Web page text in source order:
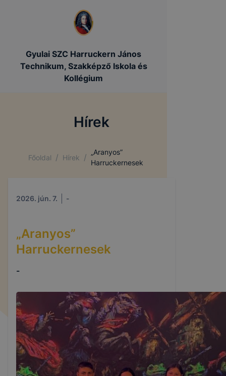
Gyulai SZC Harruckern János
Technikum, Szakképző Iskola és
Kollégium
Hírek
Főoldal / Hírek /
„Aranyos”
Harruckernesek
2026. jún. 7. -
„Aranyos”
Harruckernesek
-